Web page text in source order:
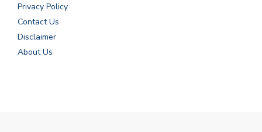
Privacy Policy
Contact Us
Disclaimer
About Us